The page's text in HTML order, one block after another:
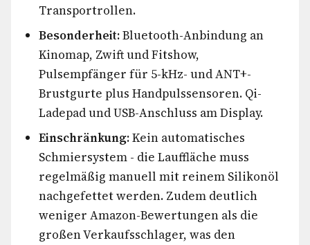
Transportrollen.
Besonderheit:Bluetooth-Anbindung an
Kinomap, Zwift und Fitshow,
Pulsempfänger für 5-kHz- und ANT+-
Brustgurte plus Handpulssensoren. Qi-
Ladepad und USB-Anschluss am Display.
Einschränkung:Kein automatisches
Schmiersystem - die Lauffläche muss
regelmäßig manuell mit reinem Silikonöl
nachgefettet werden. Zudem deutlich
weniger Amazon-Bewertungen als die
großen Verkaufsschlager, was den